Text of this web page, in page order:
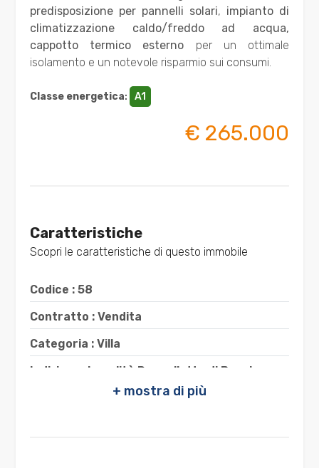
predisposizione per pannelli solari, impianto di
climatizzazione caldo/freddo ad acqua,
cappotto termico esterno per un ottimale
isolamento e un notevole risparmio sui consumi.
Classe energetica: A1
€ 265.000
Caratteristiche
Scopri le caratteristiche di questo immobile
Codice : 58
Contratto : Vendita
Categoria : Villa
Indirizzo : Località Roccelletta di Borgia
Bagni
minimi
4
5